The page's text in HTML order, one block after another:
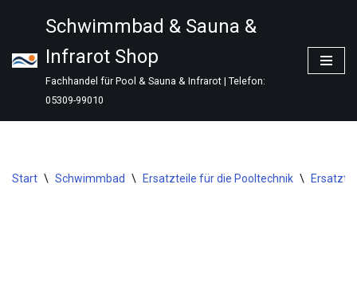
Inhalt
springen
Schwimmbad & Sauna &
Infrarot Shop
Fachhandel für Pool & Sauna & Infrarot | Telefon:
05309-99010
Start \ Schwimmbad \ Ersatzteile für die Pooltechnik \